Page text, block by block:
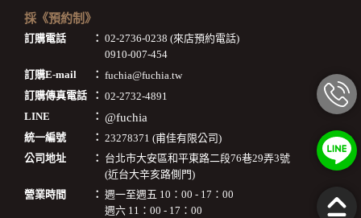
採《預約制》
訂購電話 ： 02-2736-0238 (來店預約電話)
0910-007-454
訂購E-mail
： fuchia@fuchia.tw
訂購傳真電話
： 02-2732-4891
LINE
： @fuchia
統一編號 ： 23278371 (甫佳有限公司)
公司地址
： 台北市大安區和平東路二段76巷29弄3號
(近台大辛亥路側門)
營業時間
： 週一至週五 10：00 - 17：00
週六 11：00 - 17：00